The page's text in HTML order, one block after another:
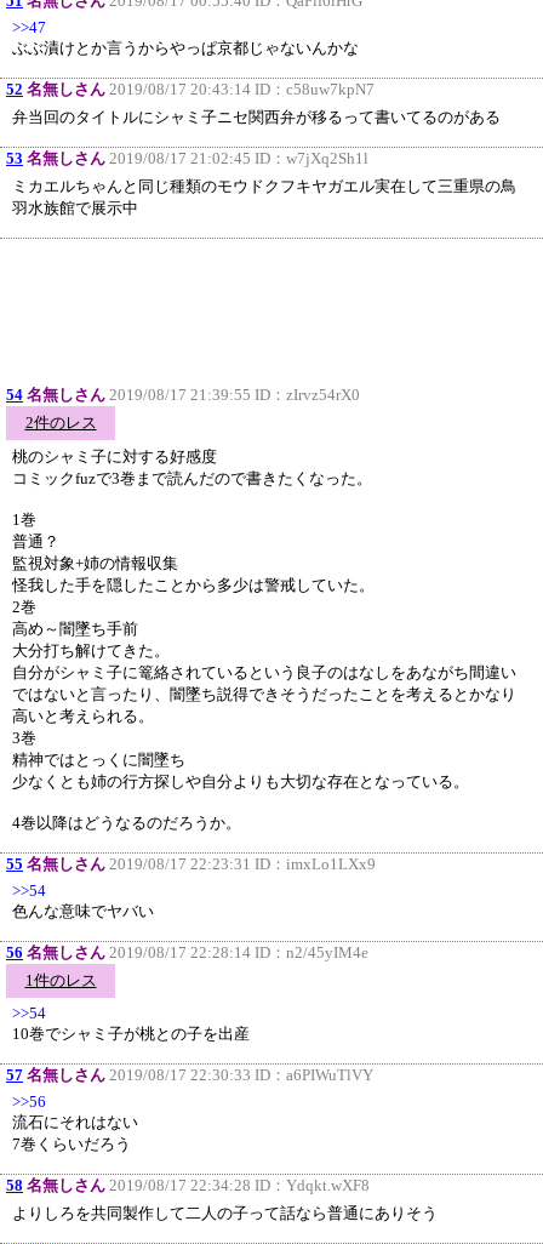
>>47
ぶぶ漬けとか言うからやっぱ京都じゃないんかな
52 名無しさん 2019/08/17 20:43:14 ID： c58uw7kpN7
弁当回のタイトルにシャミ子ニセ関西弁が移るって書いてるのがある
53 名無しさん 2019/08/17 21:02:45 ID： w7jXq2Sh1l
ミカエルちゃんと同じ種類のモウドクフキヤガエル実在して三重県の鳥
羽水族館で展示中
54 名無しさん 2019/08/17 21:39:55 ID： zIrvz54rX0
2件のレス
桃のシャミ子に対する好感度
コミックfuzで3巻まで読んだので書きたくなった。
1巻
普通？
監視対象+姉の情報収集
怪我した手を隠したことから多少は警戒していた。
2巻
高め～闇墜ち手前
大分打ち解けてきた。
自分がシャミ子に篭絡されているという良子のはなしをあながち間違い
ではないと言ったり、闇墜ち説得できそうだったことを考えるとかなり
高いと考えられる。
3巻
精神ではとっくに闇墜ち
少なくとも姉の行方探しや自分よりも大切な存在となっている。
4巻以降はどうなるのだろうか。
55 名無しさん 2019/08/17 22:23:31 ID： imxLo1LXx9
>>54
色んな意味でヤバい
56 名無しさん 2019/08/17 22:28:14 ID： n2/45yIM4e
1件のレス
>>54
10巻でシャミ子が桃との子を出産
57 名無しさん 2019/08/17 22:30:33 ID： a6PIWuTlVY
>>56
流石にそれはない
7巻くらいだろう
58 名無しさん 2019/08/17 22:34:28 ID： Ydqkt.wXF8
よりしろを共同製作して二人の子って話なら普通にありそう